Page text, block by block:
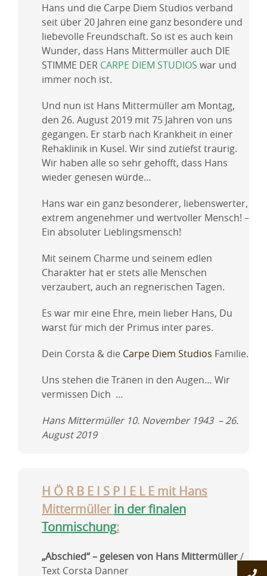
Hans und die Carpe Diem Studios verband
seit über 20 Jahren eine ganz besondere und
liebevolle Freundschaft. So ist es auch kein
Wunder, dass Hans Mittermüller auch DIE
STIMME DER CARPE DIEM STUDIOS war und
immer noch ist.
Und nun ist Hans Mittermüller am Montag,
den 26. August 2019 mit 75 Jahren von uns
gegangen. Er starb nach Krankheit in einer
Rehaklinik in Kusel. Wir sind zutiefst traurig.
Wir haben alle so sehr gehofft, dass Hans
wieder genesen würde…
Hans war ein ganz besonderer, liebenswerter,
extrem angenehmer und wertvoller Mensch! –
Ein absoluter Lieblingsmensch!
Mit seinem Charme und seinem edlen
Charakter hat er stets alle Menschen
verzaubert, auch an regnerischen Tagen.
Es war mir eine Ehre, mein lieber Hans, Du
warst für mich der Primus inter pares.
Dein Corsta & die Carpe Diem Studios Familie.
Uns stehen die Tränen in den Augen… Wir
vermissen Dich …
Hans Mittermüller 10. November 1943 – 26.
August 2019
H Ö R B E I S P I E L E mit Hans
Mittermüllerin der finalen
Tonmischung:
„Abschied“ – gelesen von Hans Mittermüller/
Text Corsta Danner